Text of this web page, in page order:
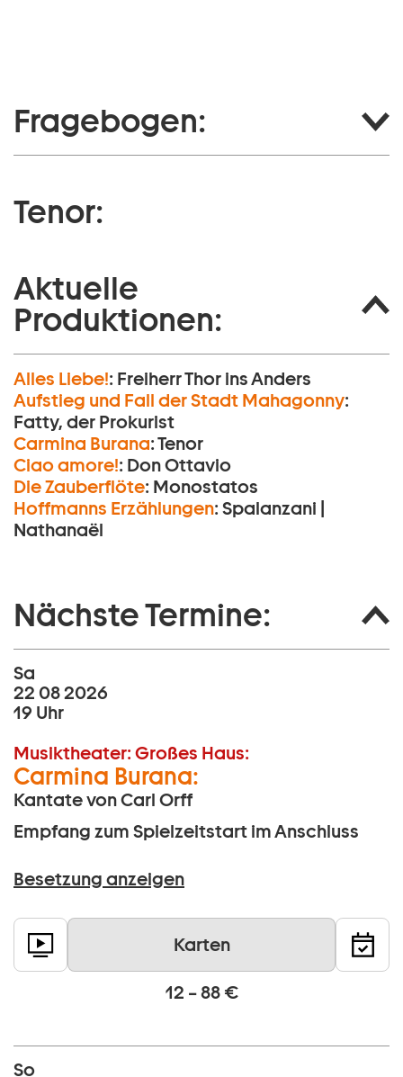
Fragebogen:
Tenor:
Aktuelle
Produktionen:
Alles Liebe!: Freiherr Thor ins Anders
Aufstieg und Fall der Stadt Mahagonny:
Fatty, der Prokurist
Carmina Burana:Tenor
Ciao amore!: Don Ottavio
Die Zauberflöte: Monostatos
Hoffmanns Erzählungen: Spalanzani |
Nathanaël
Nächste Termine:
Sa
22 08 2026
19 Uhr
Musiktheater: Großes Haus:
Carmina Burana:
Kantate von Carl Orff
Empfang zum Spielzeitstart im Anschluss
Besetzung anzeigen
Karten
12 – 88 €
So